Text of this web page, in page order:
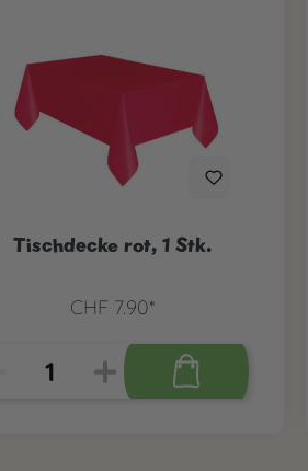
Tischdecke rot, 1 Stk.
CHF 7.90*